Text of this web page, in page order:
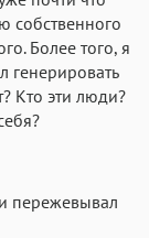
собственного
Более того, я
генерировать
Кто эти люди?
пережевывал